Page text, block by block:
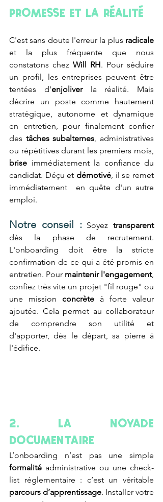
promesse et la réalité
C'est sans doute l'erreur la plus radicale
et la plus fréquente que nous
constatons chez Will RH. Pour séduire
un profil, les entreprises peuvent être
tentées d'enjoliver la réalité. Mais
décrire un poste comme hautement
stratégique, autonome et dynamique
en entretien, pour finalement confier
des tâches subalternes, administratives
brise immédiatement la confiance du
candidat. Déçu et démotivé, il se remet
immédiatement  en quête d'un autre
emploi.
Notre conseil : Soyez transparent
dès la phase de recrutement.
L'onboarding doit être la stricte
confirmation de ce qui a été promis en
entretien. Pour maintenir l'engagement,
confiez très vite un projet "fil rouge" ou
une mission concrète à forte valeur
ajoutée. Cela permet au collaborateur
de comprendre son utilité et
d'apporter, dès le départ, sa pierre à
l'édifice.
2. La noyade
documentaire
L’onboarding n’est pas une simple
formalité administrative ou une check-
parcours d’apprentissage. Installer votre